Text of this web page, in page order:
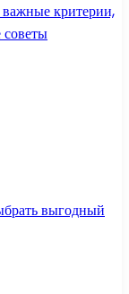
важные критерии,
выгодный